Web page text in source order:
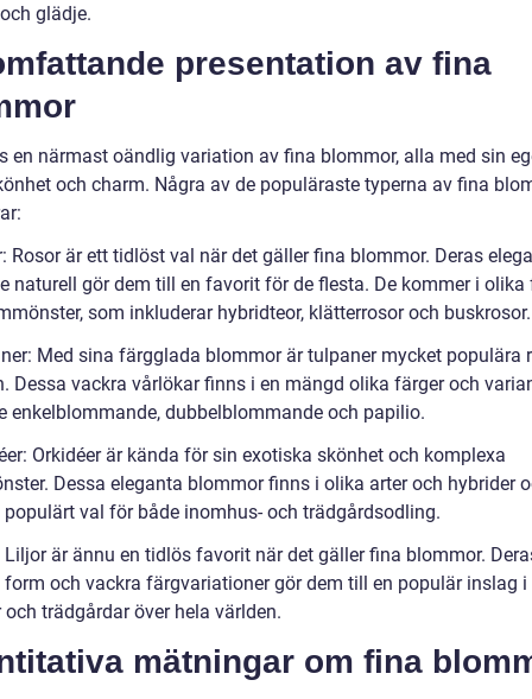
glädje.
presentation av fina
en närmast oändlig variation av fina blommor, alla med sin
och charm. Några av de populäraste typerna av fina
Rosor är ett tidlöst val när det gäller fina blommor. Deras
naturell gör dem till en favorit för de flesta. De kommer i olika
som inkluderar hybridteor, klätterrosor och buskrosor.
Med sina färgglada blommor är tulpaner mycket populära
Dessa vackra vårlökar finns i en mängd olika färger och
enkelblommande, dubbelblommande och papilio.
Orkidéer är kända för sin exotiska skönhet och komplexa
Dessa eleganta blommor finns i olika arter och hybrider
val för både inomhus- och trädgårdsodling.
Liljor är ännu en tidlös favorit när det gäller fina blommor.
och vackra färgvariationer gör dem till en populär inslag i
och trädgårdar över hela världen.
mätningar om fina